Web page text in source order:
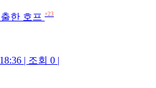
한 호프 +23
| 조회 0 |